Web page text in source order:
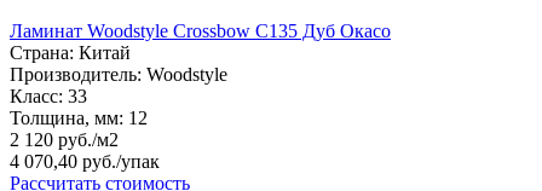
Ламинат Woodstyle Crossbow C135 Дуб Окасо
Страна: Китай
Производитель: Woodstyle
Класс: 33
Толщина, мм: 12
2 120 руб./м2
4 070,40 руб./упак
Рассчитать стоимость